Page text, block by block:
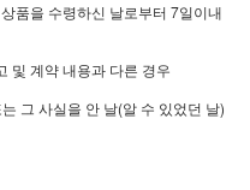
품을 수령하신 날로부터 7일이내
및 계약 내용과 다른 경우
그 사실을 안 날(알 수 있었던 날)